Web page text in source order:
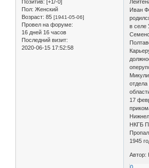
Позитив: [+1/-0]
Пол: Женский
Возраст: 85 [1941-05-06]
Провел на форуме:
16 дней 16 часов
Последний визит:
2020-06-15 17:52:58
Иван
в селе
17
НКГБ
1945